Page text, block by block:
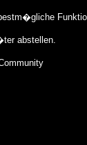
abstellen.